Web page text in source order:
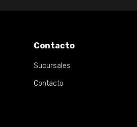
Contacto
Sucursales
Contacto